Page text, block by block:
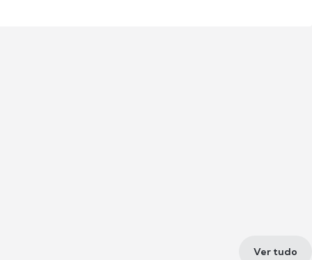
Ver tudo